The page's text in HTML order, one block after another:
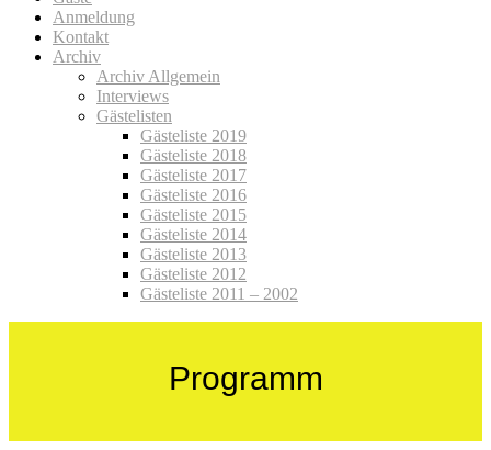
Anmeldung
Kontakt
Archiv
Archiv Allgemein
Interviews
Gästelisten
Gästeliste 2019
Gästeliste 2018
Gästeliste 2017
Gästeliste 2016
Gästeliste 2015
Gästeliste 2014
Gästeliste 2013
Gästeliste 2012
Gästeliste 2011 – 2002
Programm